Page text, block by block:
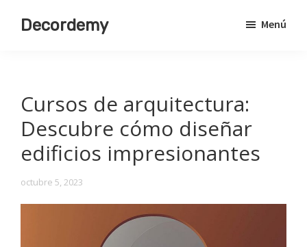
Decordemy Menú
Cursos de arquitectura:
Descubre cómo diseñar
edificios impresionantes
octubre 5, 2023